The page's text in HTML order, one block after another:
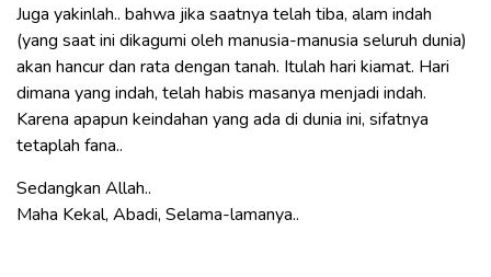
Juga yakinlah.. bahwa jika saatnya telah tiba, alam indah
(yang saat ini dikagumi oleh manusia-manusia seluruh dunia)
akan hancur dan rata dengan tanah. Itulah hari kiamat. Hari
dimana yang indah, telah habis masanya menjadi indah.
Karena apapun keindahan yang ada di dunia ini, sifatnya
tetaplah fana..
Sedangkan Allah..
Maha Kekal, Abadi, Selama-lamanya..